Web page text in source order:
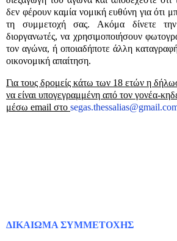
δεν φέρουν καμία νομική ευθύνη για ότι
τη συμμετοχή σας. Ακόμα δίνετε
διοργανωτές, να χρησιμοποιήσουν
τον αγώνα, ή οποιαδήποτε άλλη
οικονομική απαίτηση.
Για τους δρομείς κάτω των 18 ετών η
να είναι υπογεγραμμένη από τον γονέα-
μέσω email στο segas.thessalias@gmail.
ΔΙΚΑΙΩΜΑ ΣΥΜΜΕΤΟΧΗΣ